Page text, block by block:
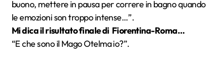
buono, mettere in pausa per correre in bagno quando
le emozioni son troppo intense…”.
Mi dica il risultato finale di Fiorentina-Roma…
“E che sono il Mago Otelma io?”.